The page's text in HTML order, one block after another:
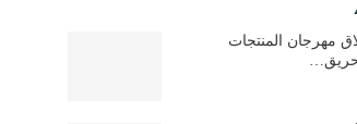
مهرجان المنتجات